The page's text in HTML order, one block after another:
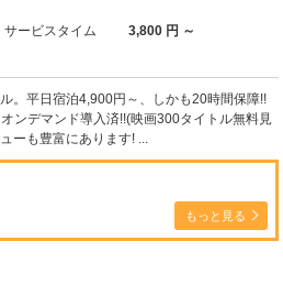
サービスタイム
3,800 円 ～
。平日宿泊4,900円～、しかも20時間保障!!
ンデマンド導入済!!(映画300タイトル無料見
ーも豊富にあります! ...
もっと見る